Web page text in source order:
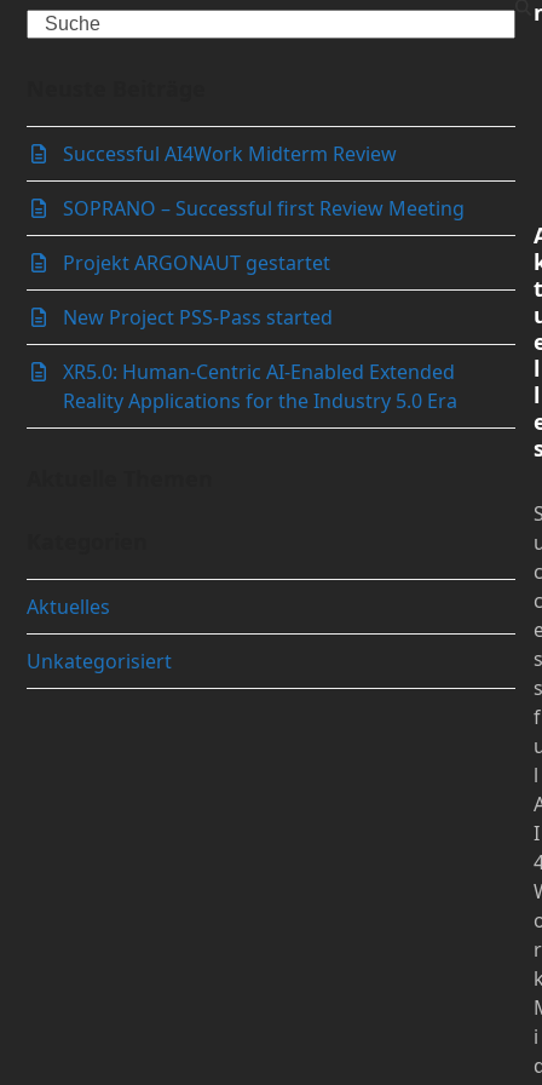
Search
Successful AI4Work Midterm Review
SOPRANO – Successful first Review Meeting
Projekt ARGONAUT gestartet
New Project PSS-Pass started
XR5.0: Human-Centric AI-Enabled Extended
Reality Applications for the Industry 5.0 Era
Aktuelles
Unkategorisiert
t
l
l
c
c
s
s
f
l
I
r
i